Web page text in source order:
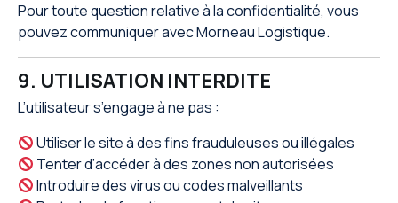
Pour toute question relative à la confidentialité, vous
pouvez communiquer avec Morneau Logistique.
9. UTILISATION INTERDITE
L’utilisateur s’engage à ne pas :
Utiliser le site à des fins frauduleuses ou illégales
Tenter d’accéder à des zones non autorisées
Introduire des virus ou codes malveillants